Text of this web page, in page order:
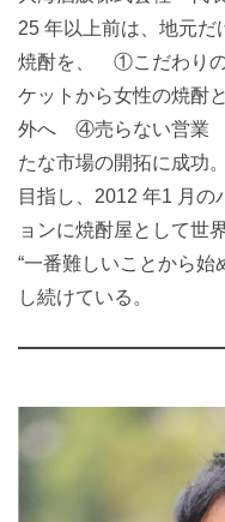
25 年以上前は、地元
焼酎を、 ①こだわり
ケットから女性の焼
外へ ④売らない営業
たな市場の開拓に成功
目指し、2012 年1 月
ョンに焼酎屋として世
“一番難しいことから始
し続けている。